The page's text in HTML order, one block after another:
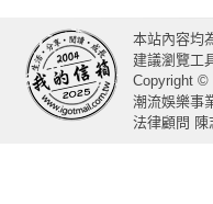
本站內容均
建議瀏覽工
Copyright ©
潮流娛樂事
法律顧問 陳